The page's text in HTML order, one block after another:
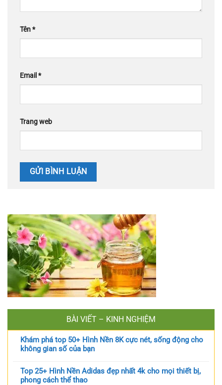
Tên*
Email *
Trang web
BÀI VIẾT – KINH NGHIỆM
Khám phá top 50+ Hình Nền 8K cực nét, sống động cho
không gian số của bạn
Top 25+ Hình Nền Adidas đẹp nhất 4k cho mọi thiết bị,
phong cách thể thao